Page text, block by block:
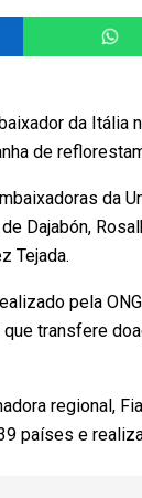
da
de
da
Dajabón,
Tejada.
pela
transfere
regional,
países e